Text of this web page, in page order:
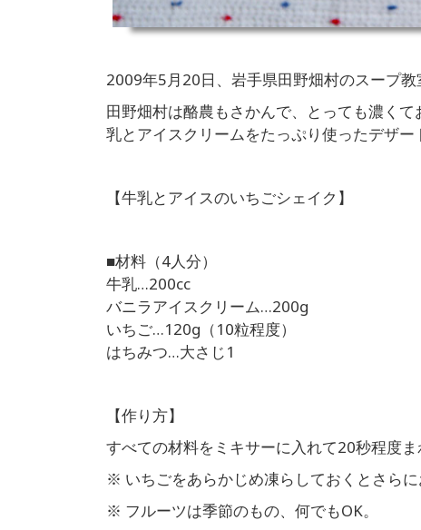
2009年5月20日、岩手県田野畑村のスープ教
田野畑村は酪農もさかんで、とっても濃く
乳とアイスクリームをたっぷり使ったデザ
【牛乳とアイスのいちごシェイク】
■材料（4人分）
牛乳…200cc
バニラアイスクリーム…200g
いちご…120g（10粒程度）
はちみつ…大さじ1
【作り方】
すべての材料をミキサーに入れて20秒程度ま
※ いちごをあらかじめ凍らしておくとさらに
※ フルーツは季節のもの、何でもOK。